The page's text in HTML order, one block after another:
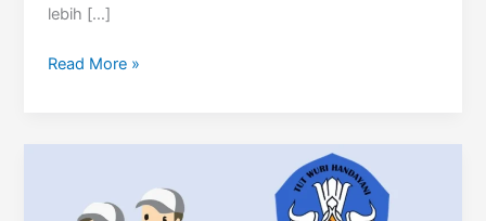
lebih […]
Telematika
Read More »